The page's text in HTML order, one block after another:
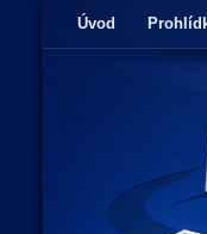
Úvod